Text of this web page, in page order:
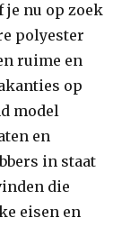
je nu op zoek
polyester
ruime en
op
model
en
in staat
die
eisen en